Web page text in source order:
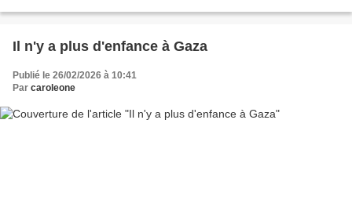
Il n'y a plus d'enfance à Gaza
Publié le 26/02/2026 à 10:41
Par caroleone